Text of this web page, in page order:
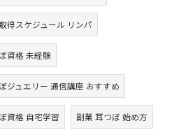
得スケジュール リンパ
資格 未経験
ジュエリー 通信講座 おすすめ
資格 自宅学習 副業 耳つぼ 始め方